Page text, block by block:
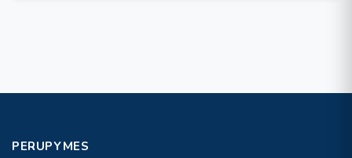
PERUPYMES